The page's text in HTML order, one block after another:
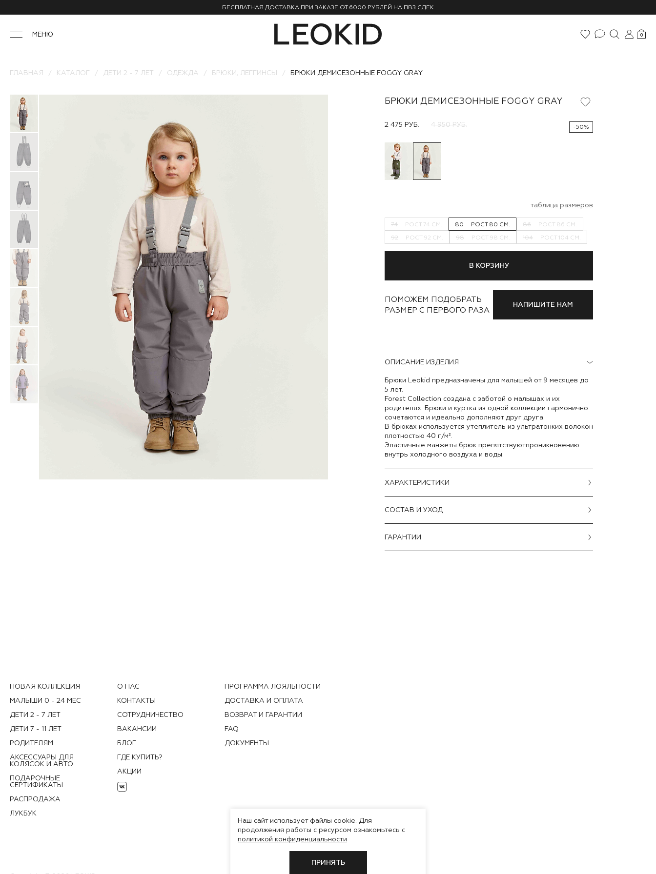
БЕСПЛАТНАЯ ДОСТАВКА ПРИ ЗАКАЗЕ ОТ 6000 РУБЛЕЙ НА ПВЗ СДЕК
МЕНЮ 0
ГЛАВНАЯ КАТАЛОГ ДЕТИ 2 - 7 ЛЕТ ОДЕЖДА БРЮКИ, ЛЕГГИНСЫ БРЮКИ ДЕМИСЕЗОННЫЕ FOGGY GRAY
БРЮКИ ДЕМИСЕЗОННЫЕ FOGGY GRAY
2 475 РУБ. 4 950 РУБ. -50%
таблица размеров
74 РОСТ 74 СМ. 80 РОСТ 80 СМ. 86 РОСТ 86 СМ.
92 РОСТ 92 СМ. 98 РОСТ 98 СМ. 104 РОСТ 104 СМ.
В КОРЗИНУ
ПОМОЖЕМ ПОДОБРАТЬ
РАЗМЕР С ПЕРВОГО РАЗА
НАПИШИТЕ НАМ
ОПИСАНИЕ ИЗДЕЛИЯ
Брюки Leokid предназначены для малышей от 9 месяцев до
5 лет.
Forest Collection создана с заботой о малышах и их
родителях. Брюки и куртка из одной коллекции гармонично
сочетаются и идеально дополняют друг друга.
В брюках используется утеплитель из ультратонких волокон
плотностью 40 г/м².
Эластичные манжеты брюк препятствуютпроникновению
внутрь холодного воздуха и воды.
ХАРАКТЕРИСТИКИ
CОСТАВ И УХОД
ГАРАНТИИ
НОВАЯ КОЛЛЕКЦИЯ
МАЛЫШИ 0 - 24 МЕС
ДЕТИ 2 - 7 ЛЕТ
ДЕТИ 7 - 11 ЛЕТ
РОДИТЕЛЯМ
АКСЕССУАРЫ ДЛЯ
КОЛЯСОК И АВТО
ПОДАРОЧНЫЕ
СЕРТИФИКАТЫ
РАСПРОДАЖА
ЛУКБУК
О НАС
КОНТАКТЫ
СОТРУДНИЧЕСТВО
ВАКАНСИИ
БЛОГ
ГДЕ КУПИТЬ?
АКЦИИ
ПРОГРАММА ЛОЯЛЬНОСТИ
ДОСТАВКА И ОПЛАТА
ВОЗВРАТ И ГАРАНТИИ
FAQ
ДОКУМЕНТЫ
Наш сайт использует файлы cookie. Для
продолжения работы с ресурсом ознакомьтесь с
политикой конфиденциальности
ПРИНЯТЬ